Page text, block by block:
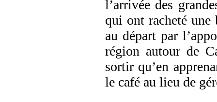
l’arrivée des
qui ont racheté une
au départ par
région autour de
sortir qu’en
le café au lieu de